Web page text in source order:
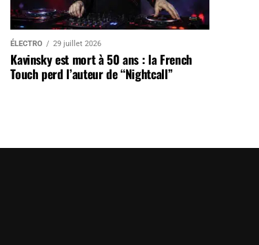
ÉLECTRO 29 juillet 2026
Kavinsky est mort à 50 ans : la French
Touch perd l’auteur de “Nightcall”